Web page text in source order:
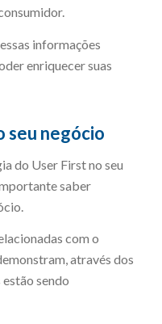
informações
enriquecer suas
seu negócio
do User First no seu
saber
com o
através dos
sendo